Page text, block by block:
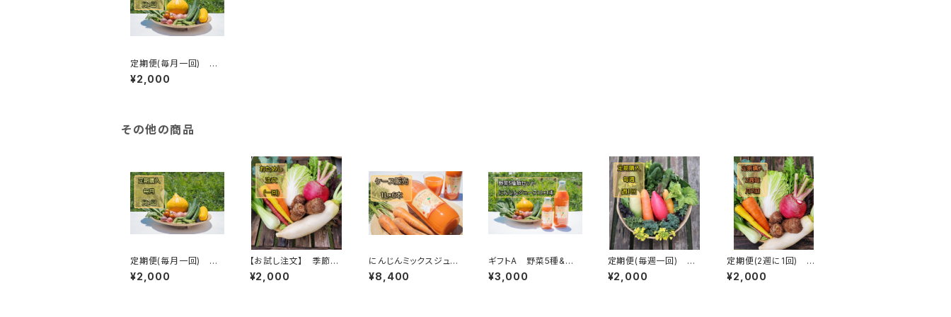
定期便(毎月一回) 季
節の野菜セット(農薬・化
学肥料不使用栽培)
¥2,000
その他の商品
定期便(毎月一回) 季
節の野菜セット(農薬・化
学肥料不使用栽培)
¥2,000
【お試し注文】 季節の
野菜セット(農薬・化学肥
料不使用栽培)
¥2,000
にんじんミックスジュー
ス(りんごミックス)1L×6
本
¥8,400
ギフトA 野菜5種&に
んじんジュース1Lセット
【お中元、残暑見舞い、
¥3,000
定期便(毎週一回) 季
節の野菜セット(野菜7
種類)
¥2,000
定期便(2週に1回) 季
節の野菜セット(農薬・化
学肥料不使用栽培)
¥2,000